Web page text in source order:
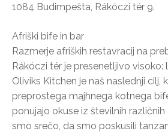
1084 Budimpešta, Rákóczi tér 9.
Afriški bife in bar
Razmerje afriških restavracij na
Rákóczi tér je presenetljivo visoko:
Oliviks Kitchen je naš naslednji cilj,
preprostega majhnega kotnega
ponujajo okuse iz številnih različnih
smo srečo, da smo poskusili